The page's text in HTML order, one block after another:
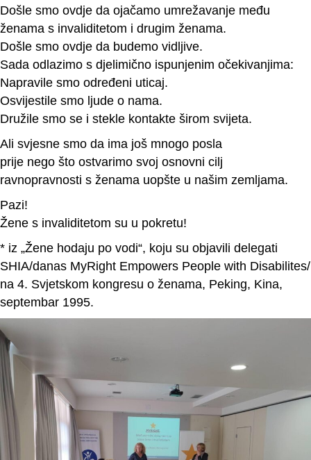
Došle smo ovdje da ojačamo umrežavanje među
ženama s invaliditetom i drugim ženama.
Došle smo ovdje da budemo vidljive.
Sada odlazimo s djelimično ispunjenim očekivanjima:
Napravile smo određeni uticaj.
Osvijestile smo ljude o nama.
Družile smo se i stekle kontakte širom svijeta.
Ali svjesne smo da ima još mnogo posla
prije nego što ostvarimo svoj osnovni cilj
ravnopravnosti s ženama uopšte u našim zemljama.
Pazi!
Žene s invaliditetom su u pokretu!
* iz „Žene hodaju po vodi“, koju su objavili delegati
SHIA/danas MyRight Empowers People with Disabilites/
na 4. Svjetskom kongresu o ženama, Peking, Kina,
septembar 1995.